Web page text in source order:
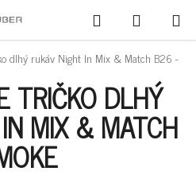
HĽADAŤ
KOŠÍK
dlhý rukáv Night In Mix & Match B26 -
TRIČKO DLHÝ
MIX & MATCH